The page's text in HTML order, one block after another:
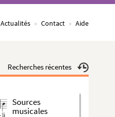
Actualités Contact Aide
Recherches récentes
Sources
musicales